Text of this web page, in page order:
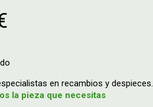
en recambios y despieces.
la pieza que necesitas